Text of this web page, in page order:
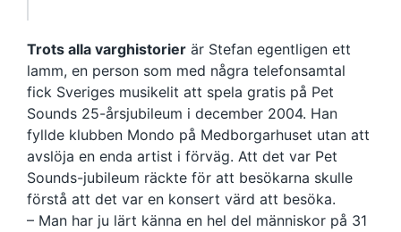
Trots alla varghistorier är Stefan egentligen ett
lamm, en person som med några telefonsamtal
fick Sveriges musikelit att spela gratis på Pet
Sounds 25-årsjubileum i december 2004. Han
fyllde klubben Mondo på Medborgarhuset utan att
avslöja en enda artist i förväg. Att det var Pet
Sounds-jubileum räckte för att besökarna skulle
förstå att det var en konsert värd att besöka.
– Man har ju lärt känna en hel del människor på 31